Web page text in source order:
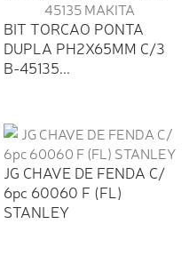
BIT TORCAO PONTA
DUPLA PH2X65MM C/3
B-45135...
JG CHAVE DE FENDA C/
6pc 60060 F (FL)
STANLEY